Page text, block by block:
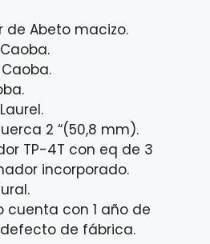
de Abeto macizo.
2 “(50,8 mm).
TP-4T con eq de 3
incorporado.
cuenta con 1 año de
de fábrica.